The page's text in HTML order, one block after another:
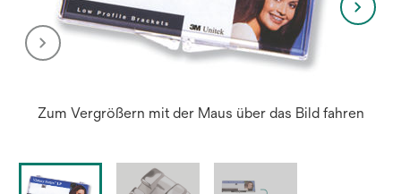
Zum Vergrößern mit der Maus über das Bild fahren